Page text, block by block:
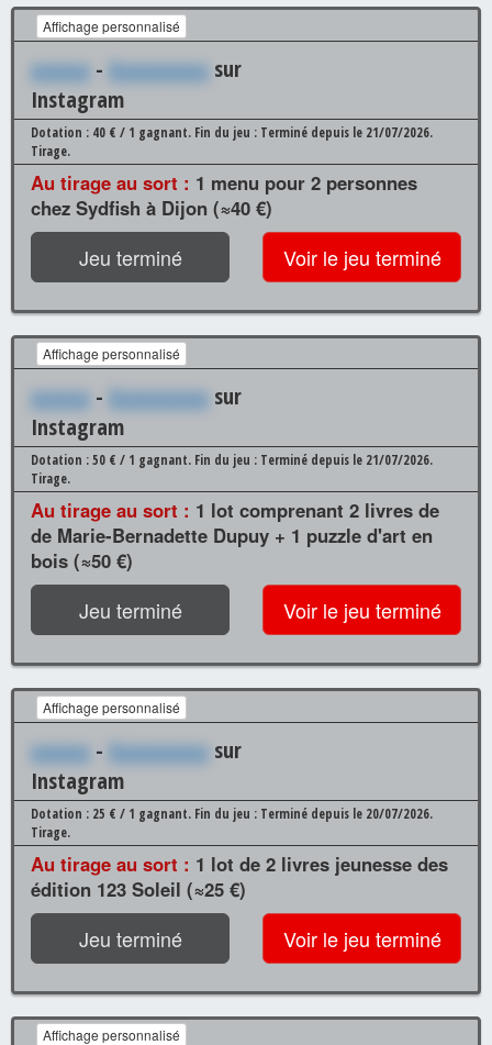
Affichage personnalisé
xxxxxx - Xxxxxxxxxx sur
Instagram
Dotation : 40 € / 1 gagnant. Fin du jeu : Terminé depuis le 21/07/2026.
Tirage.
Au tirage au sort : 1 menu pour 2 personnes
chez Sydfish à Dijon (≈40 €)
Jeu terminé Voir le jeu terminé
Affichage personnalisé
xxxxxx - Xxxxxxxxxx sur
Instagram
Dotation : 50 € / 1 gagnant. Fin du jeu : Terminé depuis le 21/07/2026.
Tirage.
Au tirage au sort : 1 lot comprenant 2 livres de
de Marie-Bernadette Dupuy + 1 puzzle d'art en
bois (≈50 €)
Jeu terminé Voir le jeu terminé
Affichage personnalisé
xxxxxx - Xxxxxxxxxx sur
Instagram
Dotation : 25 € / 1 gagnant. Fin du jeu : Terminé depuis le 20/07/2026.
Tirage.
Au tirage au sort : 1 lot de 2 livres jeunesse des
édition 123 Soleil (≈25 €)
Jeu terminé Voir le jeu terminé
Affichage personnalisé